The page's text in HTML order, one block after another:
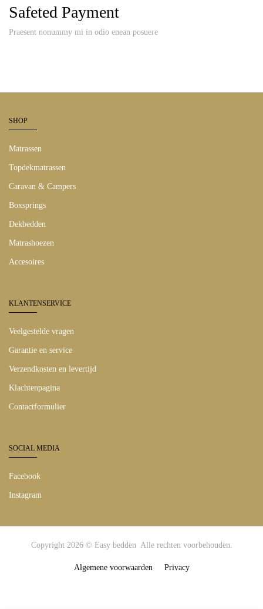
Safeted Payment
Praesent nonummy mi in odio enean posuere
SHOP
Matrassen
Topdekmatrassen
Caravan & Campers
Boxsprings
Dekbedden
Matrashoezen
Accesoires
KLANTENSERVICE
Veelgestelde vragen
Garantie en service
Verzendkosten en levertijd
Klachtenpagina
Contactformulier
SOCIAL MEDIA
Facebook
Instagram
Copyright 2026 © Easy bedden Alle rechten voorbehouden.
Algemene voorwaarden Privacy